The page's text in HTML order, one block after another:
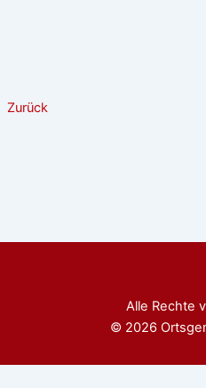
Zurück
Alle Rechte
© 2026